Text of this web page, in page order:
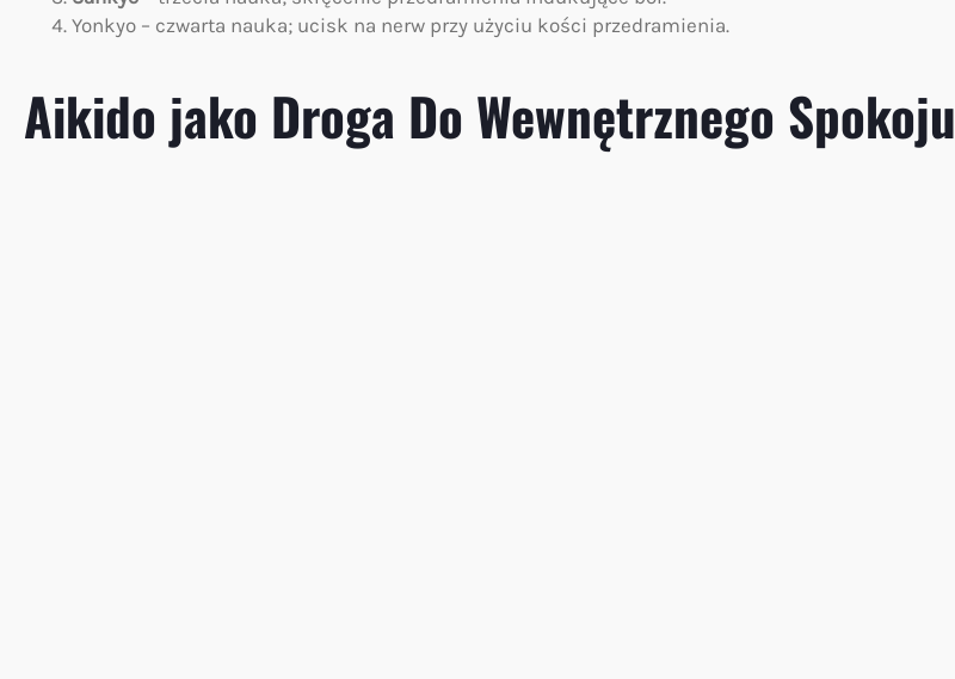
Yonkyo – czwarta nauka; ucisk na nerw przy użyciu kości przedramienia.
Aikido jako Droga Do Wewnętrznego Spokoju